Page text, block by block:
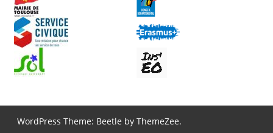
WordPress Theme: Beetle by ThemeZee.